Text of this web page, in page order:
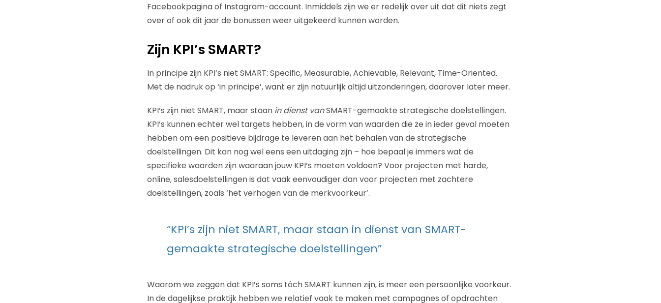
Facebookpagina of Instagram-account. Inmiddels zijn we er redelijk over uit dat dit niets zegt
over of ook dit jaar de bonussen weer uitgekeerd kunnen worden.
Zijn KPI’s SMART?
In principe zijn KPI’s niet SMART: Specific, Measurable, Achievable, Relevant, Time-Oriented.
Met de nadruk op ‘in principe’, want er zijn natuurlijk altijd uitzonderingen, daarover later meer.
KPI’s zijn niet SMART, maar staan in dienst vanSMART-gemaakte strategische doelstellingen.
KPI’s kunnen echter wel targets hebben, in de vorm van waarden die ze in ieder geval moeten
hebben om een positieve bijdrage te leveren aan het behalen van de strategische
doelstellingen. Dit kan nog wel eens een uitdaging zijn – hoe bepaal je immers wat de
specifieke waarden zijn waaraan jouw KPI’s moeten voldoen? Voor projecten met harde,
online, salesdoelstellingen is dat vaak eenvoudiger dan voor projecten met zachtere
doelstellingen, zoals ‘het verhogen van de merkvoorkeur’.
“KPI’s zijn niet SMART, maar staan in dienst van SMART-
gemaakte strategische doelstellingen”
Waarom we zeggen dat KPI’s soms tóch SMART kunnen zijn, is meer een persoonlijke voorkeur.
In de dagelijkse praktijk hebben we relatief vaak te maken met campagnes of opdrachten